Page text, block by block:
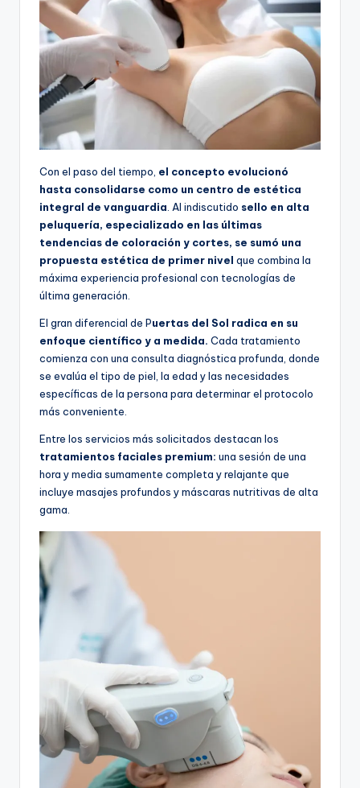
Con el paso del tiempo, el concepto evolucionó
hasta consolidarse como un centro de estética
integral de vanguardia. Al indiscutido sello en alta
peluquería, especializado en las últimas
tendencias de coloración y cortes, se sumó una
propuesta estética de primer nivel que combina la
máxima experiencia profesional con tecnologías de
última generación.
El gran diferencial de Puertas del Sol radica en su
enfoque científico y a medida. Cada tratamiento
comienza con una consulta diagnóstica profunda, donde
se evalúa el tipo de piel, la edad y las necesidades
específicas de la persona para determinar el protocolo
más conveniente.
Entre los servicios más solicitados destacan los
tratamientos faciales premium: una sesión de una
hora y media sumamente completa y relajante que
incluye masajes profundos y máscaras nutritivas de alta
gama.